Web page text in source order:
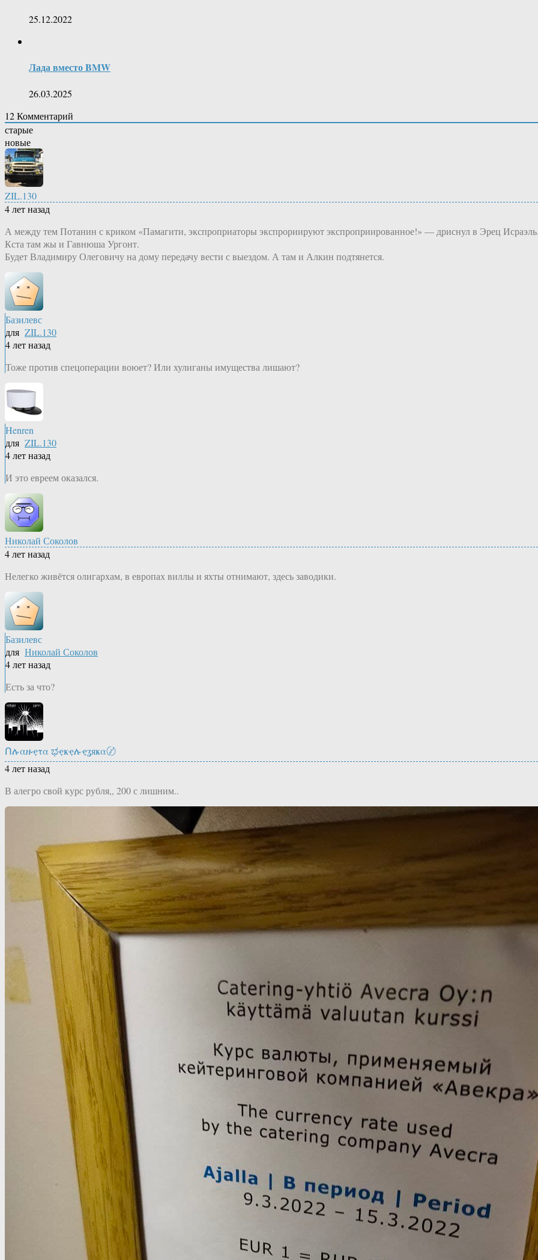
25.12.2022
Лада вместо BMW
26.03.2025
12Комментарий
старые
новые
ZIL.130
4 лет назад
А между тем Потанин с криком «Памагити, экспроприаторы экспрориируют экспроприированное!» — дриснул в Эрец
Кста там жы и Гавнюша Ургонт.
Будет Владимиру Олеговичу на дому передачу вести с выездом. А там и Алкин подтянется.
Базилевс
для ZIL.130
4 лет назад
Тоже против спецоперации воюет? Или хулиганы имущества лишают?
Henren
для ZIL.130
4 лет назад
И это евреем оказался.
Николай Соколов
4 лет назад
Нелегко живётся олигархам, в европах виллы и яхты отнимают, здесь заводики.
Базилевс
для Николай Соколов
4 лет назад
Есть за что?
Ոሉαዙҿτα ಭҿҝҿሉҿʓяҝα〄
4 лет назад
В алегро свой курс рубля,, 200 с лишним..